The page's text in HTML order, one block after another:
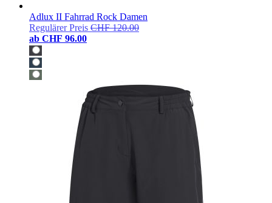
Adlux II Fahrrad Rock Damen
Regulärer Preis CHF 120.00
ab CHF 96.00